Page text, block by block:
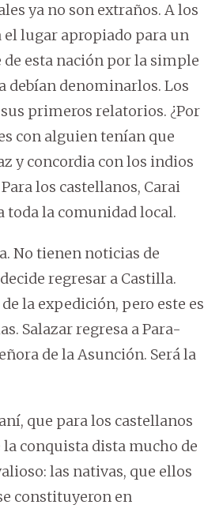
ya no son extraños. A los
el lugar apropiado para un
esta nación por la simple
debían denominarlos. Los
primeros relatorios. ¿Por
con alguien tenían que
y concordia con los indios
los castellanos, Carai
toda la comunidad local.
No tienen noticias de
regresar a Castilla.
la expedición, pero este es
Salazar regresa a Para-
de la Asunción. Será la
que para los castellanos
conquista dista mucho de
las nativas, que ellos
constituyeron en